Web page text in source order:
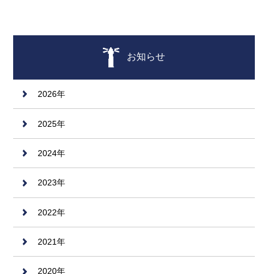
お知らせ
2026年
2025年
2024年
2023年
2022年
2021年
2020年